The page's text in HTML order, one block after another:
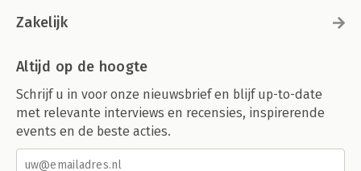
Zakelijk
Altijd op de hoogte
Schrijf u in voor onze nieuwsbrief en blijf up-to-date
met relevante interviews en recensies, inspirerende
events en de beste acties.